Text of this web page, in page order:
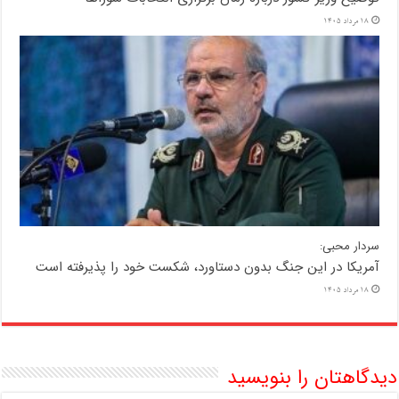
18 مرداد 1405
سردار محبی:
آمریکا در این جنگ بدون دستاورد، شکست خود را پذیرفته است
18 مرداد 1405
دیدگاهتان را بنویسید